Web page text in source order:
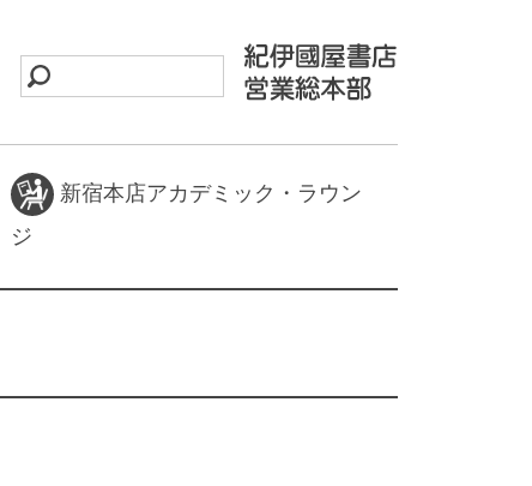
新宿本店アカデミック・ラウン
ジ